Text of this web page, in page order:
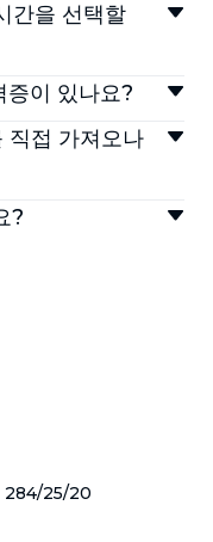
간을 선택할
, 120분 중에
이 있나요?
을 갖춘 전문
습니다.
직접 가져오나
필요한 도구를
?
284/25/20